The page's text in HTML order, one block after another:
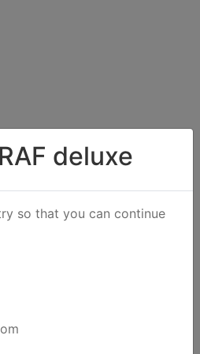
deluxe
so that you can continue